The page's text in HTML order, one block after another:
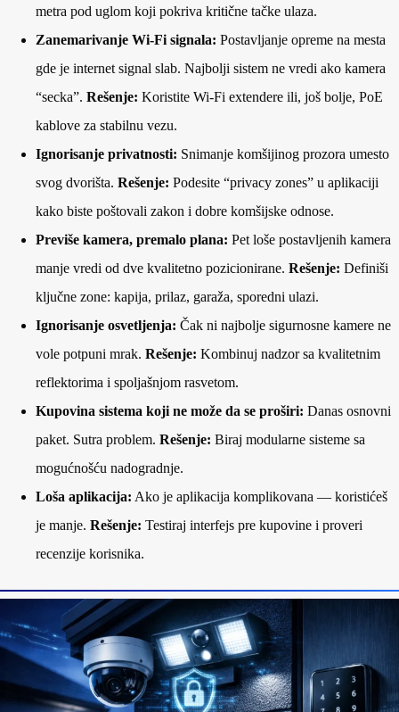
metra pod uglom koji pokriva kritične tačke ulaza.
Zanemarivanje Wi-Fi signala: Postavljanje opreme na mesta
gde je internet signal slab. Najbolji sistem ne vredi ako kamera
“secka”. Rešenje: Koristite Wi-Fi extendere ili, još bolje, PoE
kablove za stabilnu vezu.
Ignorisanje privatnosti: Snimanje komšijinog prozora umesto
svog dvorišta. Rešenje: Podesite “privacy zones” u aplikaciji
kako biste poštovali zakon i dobre komšijske odnose.
Previše kamera, premalo plana: Pet loše postavljenih kamera
manje vredi od dve kvalitetno pozicionirane. Rešenje: Definiši
ključne zone: kapija, prilaz, garaža, sporedni ulazi.
Ignorisanje osvetljenja: Čak ni najbolje sigurnosne kamere ne
vole potpuni mrak. Rešenje: Kombinuj nadzor sa kvalitetnim
reflektorima i spoljašnjom rasvetom.
Kupovina sistema koji ne može da se proširi: Danas osnovni
paket. Sutra problem. Rešenje: Biraj modularne sisteme sa
mogućnošću nadogradnje.
Loša aplikacija: Ako je aplikacija komplikovana — koristićeš
je manje. Rešenje: Testiraj interfejs pre kupovine i proveri
recenzije korisnika.